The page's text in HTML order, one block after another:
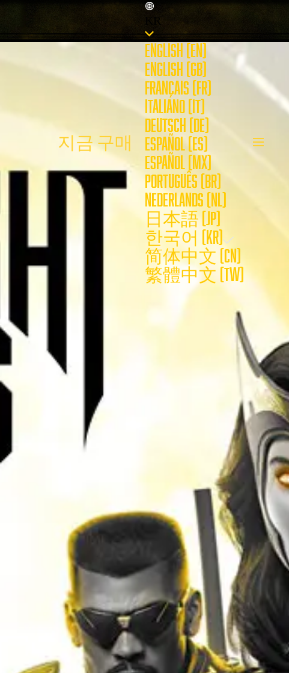
지금 구매
KR
ENGLISH (EN)
ENGLISH (GB)
FRANÇAIS (FR)
ITALIANO (IT)
DEUTSCH (DE)
ESPAÑOL (ES)
ESPAÑOL (MX)
PORTUGUÊS (BR)
NEDERLANDS (NL)
日本語 (JP)
한국어 (KR)
简体中文 (CN)
繁體中文 (TW)